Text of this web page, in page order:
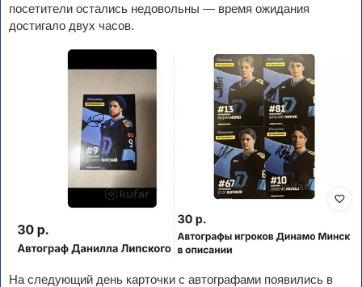
посетители остались недовольны — время ожидания
достигало двух часов.
На следующий день карточки с автографами появились в